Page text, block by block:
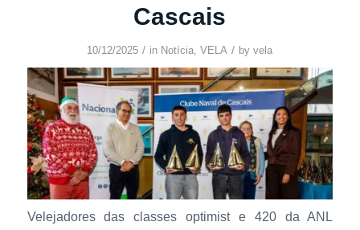
Cascais
10/12/2025 / in Notícia,VELA / byvela
Velejadores das classes optimist e 420 da ANL